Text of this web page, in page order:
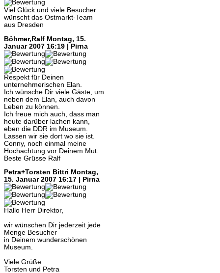
Viel Glück und viele Besucher
wünscht das Ostmarkt-Team
aus Dresden
Böhmer,Ralf Montag, 15.
Januar 2007 16:19 | Pirna
Respekt für Deinen
unternehmerischen Elan.
Ich wünsche Dir viele Gäste, um
neben dem Elan, auch davon
Leben zu können.
Ich freue mich auch, dass man
heute darüber lachen kann,
eben die DDR im Museum.
Lassen wir sie dort wo sie ist.
Conny, noch einmal meine
Hochachtung vor Deinem Mut.
Beste Grüsse Ralf
Petra+Torsten Bittri Montag,
15. Januar 2007 16:17 | Pirna
Hallo Herr Direktor,
wir wünschen Dir jederzeit jede
Menge Besucher
in Deinem wunderschönen
Museum.
Viele Grüße
Torsten und Petra